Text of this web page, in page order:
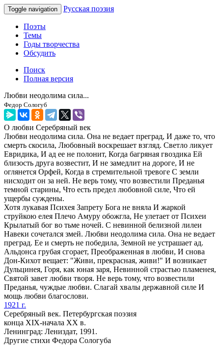
Toggle navigation Русская поэзия
Поэты
Темы
Годы творчества
Обсудить
Поиск
Полная версия
Любви неодолима сила...
Федор Сологуб
О любви Серебряный век
Любви неодолима сила. Она не ведает преград, И даже то, что
смерть скосила, Любовный воскрешает взгляд. Светло ликует
Евридика, И ад ее не полонит, Когда багряная гвоздика Ей
близость друга возвестит, И не замедлит на дороге, И не
оглянется Орфей, Когда в стремительной тревоге С земли
нисходит он за ней. Не верь тому, что возвестили Преданья
темной старины, Что есть предел любовной силе, Что ей
ущербы суждены.
Хотя лукавая Психея Запрету Бога не вняла И жаркой
струйкою елея Плечо Амуру обожгла, Не улетает от Психеи
Крылатый бог во тьме ночей. С невинной белизной лилеи
Навеки сочетался змей. Любви неодолима сила. Она не ведает
преград. Ее и смерть не победила, Земной не устрашает ад.
Альдонса грубая сгорает, Преображенная в любви, И снова
Дон-Кихот вещает: "Живи, прекрасная, живи!" И возникает
Дульцинея, Горя, как юная заря, Невинной страстью пламенея,
Святой завет любви творя. Не верь тому, что возвестили
Преданья, чуждые любви. Слагай хвалы державной силе И
мощь любви благослови.
1921 г.
Серебряный век. Петербургская поэзия
конца XIX-начала XX в.
Ленинград: Лениздат, 1991.
Другие стихи Федора Сологуба